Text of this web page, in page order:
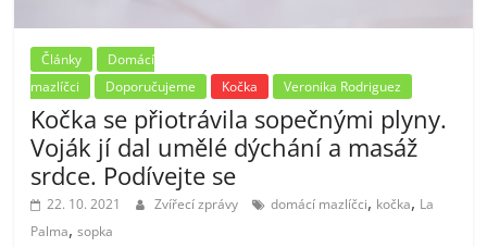
Články
Domácí
mazlíčci
Doporučujeme Kočka Veronika Rodriguez
Kočka se přiotrávila sopečnými plyny.
Voják jí dal umělé dýchání a masáž
srdce. Podívejte se
22. 10. 2021 Zvířecí zprávy domácí mazlíčci, kočka, La
Palma,sopka